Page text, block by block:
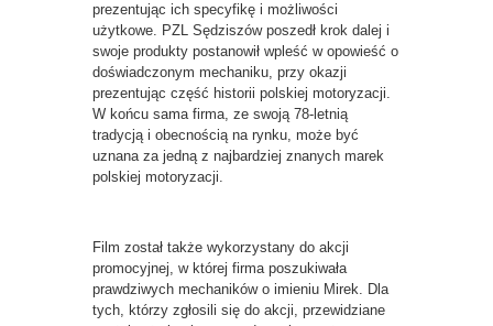
prezentując ich specyfikę i możliwości
użytkowe. PZL Sędziszów poszedł krok dalej i
swoje produkty postanowił wpleść w opowieść o
doświadczonym mechaniku, przy okazji
prezentując część historii polskiej motoryzacji.
W końcu sama firma, ze swoją 78-letnią
tradycją i obecnością na rynku, może być
uznana za jedną z najbardziej znanych marek
polskiej motoryzacji.
Film został także wykorzystany do akcji
promocyjnej, w której firma poszukiwała
prawdziwych mechaników o imieniu Mirek. Dla
tych, którzy zgłosili się do akcji, przewidziane